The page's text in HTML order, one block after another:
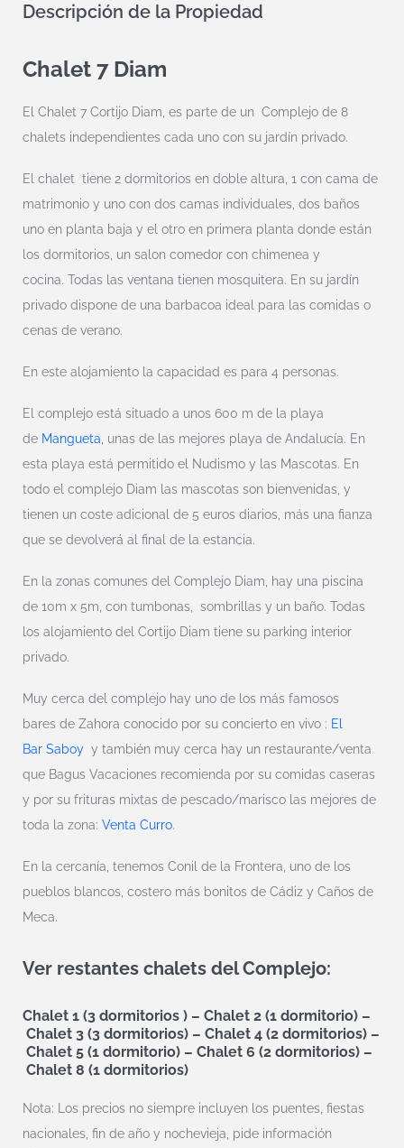
Descripción de la Propiedad
Chalet 7 Diam
El Chalet 7 Cortijo Diam, es parte de un Complejo de 8
chalets independientes cada uno con su jardín privado.
El chalet tiene 2 dormitorios en doble altura, 1 con cama de
matrimonio y uno con dos camas individuales, dos baños
uno en planta baja y el otro en primera planta donde están
los dormitorios, un salon comedor con chimenea y
cocina. Todas las ventana tienen mosquitera. En su jardín
privado dispone de una barbacoa ideal para las comidas o
cenas de verano.
En este alojamiento la capacidad es para 4 personas.
El complejo está situado a unos 600 m de la playa
de Mangueta , unas de las mejores playa de Andalucía. En
esta playa está permitido el Nudismo y las Mascotas. En
todo el complejo Diam las mascotas son bienvenidas, y
tienen un coste adicional de 5 euros diarios, más una fianza
que se devolverá al final de la estancia.
En la zonas comunes del Complejo Diam, hay una piscina
de 10m x 5m, con tumbonas, sombrillas y un baño. Todas
los alojamiento del Cortijo Diam tiene su parking interior
privado.
Muy cerca del complejo hay uno de los más famosos
bares de Zahora conocido por su concierto en vivo : El
Bar Saboy y también muy cerca hay un restaurante/venta
que Bagus Vacaciones recomienda por su comidas caseras
y por su frituras mixtas de pescado/marisco las mejores de
toda la zona: Venta Curro.
En la cercanía, tenemos Conil de la Frontera, uno de los
pueblos blancos, costero más bonitos de Cádiz y Caños de
Meca.
Ver restantes chalets del Complejo:
Chalet 1 (3 dormitorios ) – Chalet 2 (1 dormitorio) –
Chalet 3 (3 dormitorios) – Chalet 4 (2 dormitorios) –
Chalet 5 (1 dormitorio) – Chalet 6 (2 dormitorios) –
Chalet 8 (1 dormitorios)
Nota: Los precios no siempre incluyen los puentes, fiestas
nacionales, fin de año y nochevieja, pide información